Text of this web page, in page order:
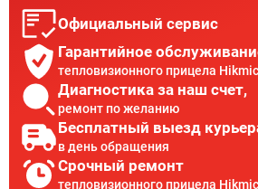
Официальный сервис
Гарантийное
тепловизионного прицела
Диагностика за наш счет,
ремонт по желанию
Бесплатный выезд
в день обращения
Срочный ремонт
тепловизионного прицела